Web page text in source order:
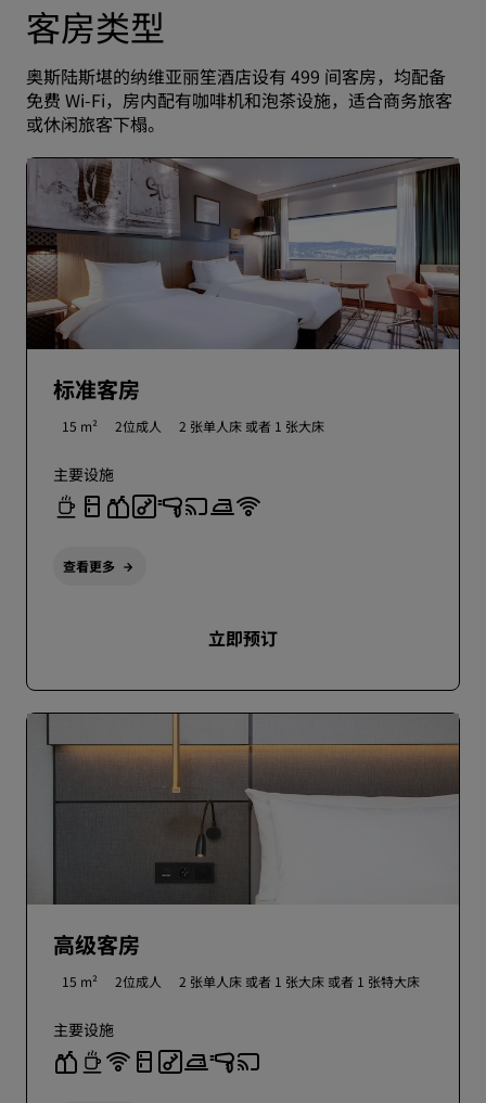
客房类型
奥斯陆斯堪的纳维亚丽笙酒店设有 499 间客房，均配备
免费 Wi-Fi，房内配有咖啡机和泡茶设施，适合商务旅客
或休闲旅客下榻。
标准客房
15 m² 2位成人 2 张单人床 或者 1 张大床
主要设施
查看更多
立即预订
高级客房
15 m² 2位成人 2 张单人床 或者 1 张大床 或者 1 张特大床
主要设施